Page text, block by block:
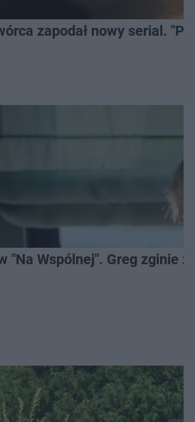
zapodał nowy serial.
"Na Wspólnej". Greg zginie z